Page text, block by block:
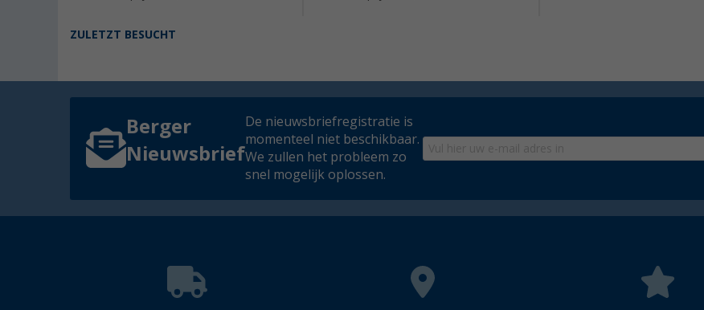
ZULETZT BESUCHT
Berger
Nieuwsbrief
De nieuwsbriefregistratie is
momenteel niet beschikbaar.
We zullen het probleem zo
snel mogelijk oplossen.